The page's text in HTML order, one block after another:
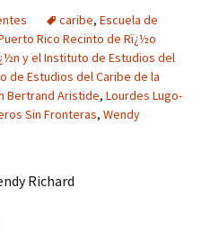
caribe, Escuela de
Rico Recinto de Rï¿½o
y el Instituto de Estudios del
de Estudios del Caribe de la
Bertrand Aristide, Lourdes Lugo-
Sin Fronteras, Wendy
Richard